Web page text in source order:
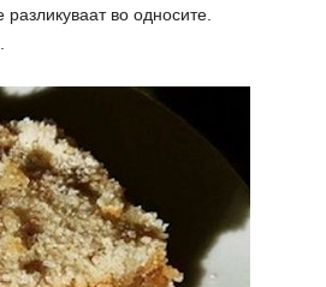
во односите.